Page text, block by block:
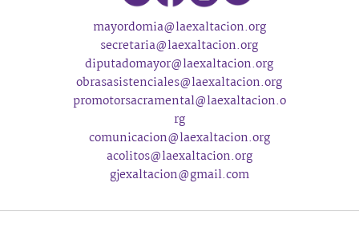
mayordomia@laexaltacion.org
secretaria@laexaltacion.org
diputadomayor@laexaltacion.org
obrasasistenciales@laexaltacion.org
promotorsacramental@laexaltacion.o
rg
comunicacion@laexaltacion.org
acolitos@laexaltacion.org
gjexaltacion@gmail.com